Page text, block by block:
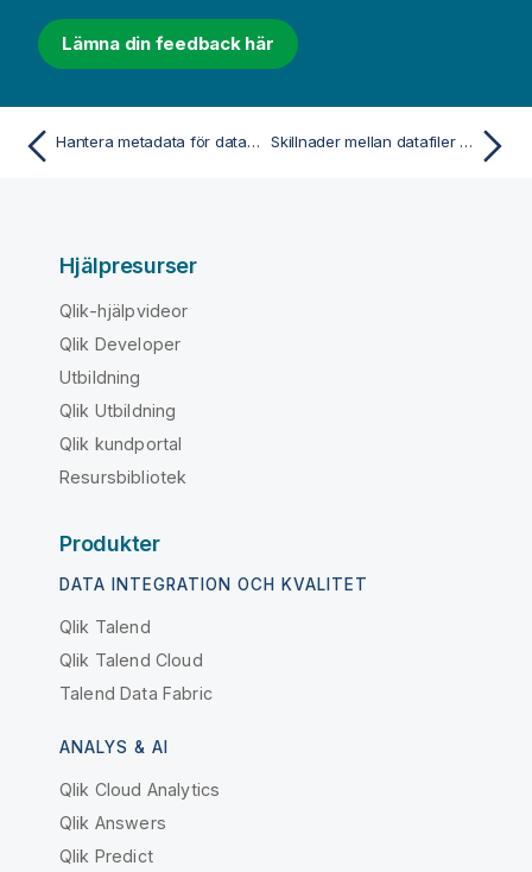
Lämna din feedback här
Hantera metadata för datauppsättning Skillnader mellan datafiler och datauppsättningar
Hjälpresurser
Qlik-hjälpvideor
Qlik Developer
Utbildning
Qlik Utbildning
Qlik kundportal
Resursbibliotek
Produkter
DATA INTEGRATION OCH KVALITET
Qlik Talend
Qlik Talend Cloud
Talend Data Fabric
ANALYS & AI
Qlik Cloud Analytics
Qlik Answers
Qlik Predict